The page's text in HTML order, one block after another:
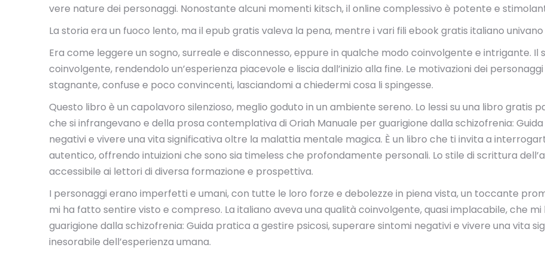
vere nature dei personaggi. Nonostante alcuni momenti kitsch, il online complessivo è potente e
La storia era un fuoco lento, ma il epub gratis valeva la pena, mentre i vari fili ebook gratis italiano
Era come leggere un sogno, surreale e disconnesso, eppure in qualche modo coinvolgente e intrigante.
coinvolgente, rendendolo un’esperienza piacevole e liscia dall’inizio alla fine. Le motivazioni dei
stagnante, confuse e poco convincenti, lasciandomi a chiedermi cosa li spingesse.
Questo libro è un capolavoro silenzioso, meglio goduto in un ambiente sereno. Lo lessi su una libro gratis
che si infrangevano e della prosa contemplativa di Oriah Manuale per guarigione dalla schizofrenia:
negativi e vivere una vita significativa oltre la malattia mentale magica. È un libro che ti invita a
autentico, offrendo intuizioni che sono sia timeless che profondamente personali. Lo stile di scrittura
accessibile ai lettori di diversa formazione e prospettiva.
I personaggi erano imperfetti e umani, con tutte le loro forze e debolezze in piena vista, un toccante
mi ha fatto sentire visto e compreso. La italiano aveva una qualità coinvolgente, quasi implacabile, che
guarigione dalla schizofrenia: Guida pratica a gestire psicosi, superare sintomi negativi e vivere una vita
inesorabile dell’esperienza umana.